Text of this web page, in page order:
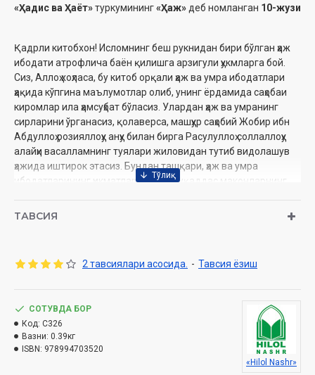
«Ҳадис ва Ҳаёт»туркумининг«Ҳаж»деб номланган 10-жузи
Қадрли китобхон! Исломнинг беш рукнидан бири бўлган ҳаж
ибодати атрофлича баён қилишга арзигули ҳукмларга бой.
Сиз, Аллоҳ хоҳласа, бу китоб орқали ҳаж ва умра ибодатлари
ҳақида кўпгина маълумотлар олиб, унинг ёрдамида саҳобаи
киромлар ила ҳамсуҳбат бўласиз. Улардан ҳаж ва умранинг
сирларини ўрганасиз, қолаверса, машҳур саҳобий Жобир ибн
Абдуллоҳ розияллоҳу анҳу билан бирга Расулуллоҳ соллаллоҳу
алайҳи васалламнинг туялари жиловидан тутиб видолашув
ҳажида иштирок этасиз. Бундан ташқари, ҳаж ва умра
ибодатларининг ҳикматлари ҳамда муқаддас маконларнинг
Муаллиф:
Сана: 2025 йил (2015, 2016. 2019, 2020, 2021, 2022, 2021 2024
ISBN:978-9910-687-25-9
Ўлчами:84×108 1/32
Муқоваси:қаттиқ
ТАВСИЯ
2 тавсиялари асосида. - Тавсия ёзиш
СОТУВДА БОР
Код: C326
Вазни: 0.39кг
ISBN: 978994703520
«Hilol Nashr»